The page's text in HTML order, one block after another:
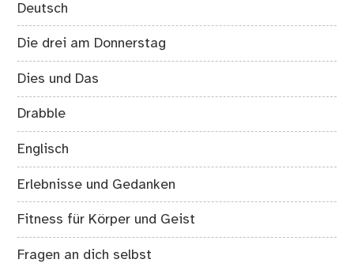
Deutsch
Die drei am Donnerstag
Dies und Das
Drabble
Englisch
Erlebnisse und Gedanken
Fitness für Körper und Geist
Fragen an dich selbst